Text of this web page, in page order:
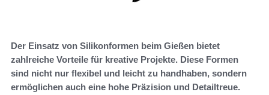
Der Einsatz von Silikonformen beim Gießen bietet
zahlreiche Vorteile für kreative Projekte. Diese Formen
sind nicht nur flexibel und leicht zu handhaben, sondern
ermöglichen auch eine hohe Präzision und Detailtreue.